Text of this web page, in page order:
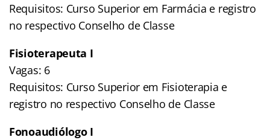
Requisitos: Curso Superior em Farmácia e registro
no respectivo Conselho de Classe
Fisioterapeuta I
Vagas: 6
Requisitos: Curso Superior em Fisioterapia e
registro no respectivo Conselho de Classe
Fonoaudiólogo I